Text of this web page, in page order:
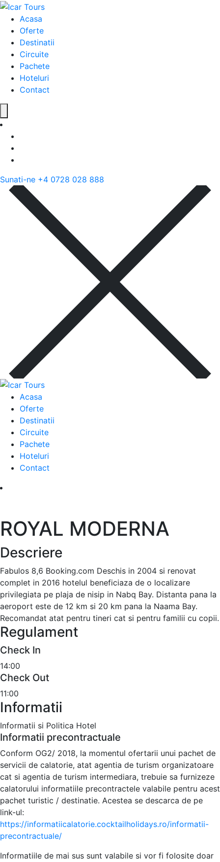
Acasa
Oferte
Destinatii
Circuite
Pachete
Hoteluri
Contact
Sunati-ne +4 0728 028 888
Acasa
Oferte
Destinatii
Circuite
Pachete
Hoteluri
Contact
ROYAL MODERNA
Descriere
Fabulos 8,6 Booking.com Deschis in 2004 si renovat
complet in 2016 hotelul beneficiaza de o localizare
privilegiata pe plaja de nisip in Nabq Bay. Distanta pana la
aeroport este de 12 km si 20 km pana la Naama Bay.
Recomandat atat pentru tineri cat si pentru familii cu copii.
Regulament
Check In
14:00
Check Out
11:00
Informatii
Informatii si Politica Hotel
Informatii precontractuale
Conform OG2/ 2018, la momentul ofertarii unui pachet de
servicii de calatorie, atat agentia de turism organizatoare
cat si agentia de turism intermediara, trebuie sa furnizeze
calatorului informatiile precontractele valabile pentru acest
pachet turistic / destinatie. Acestea se descarca de pe
link-ul:
https://informatiicalatorie.cocktailholidays.ro/informatii-
precontractuale/
Informatiile de mai sus sunt valabile si vor fi folosite doar